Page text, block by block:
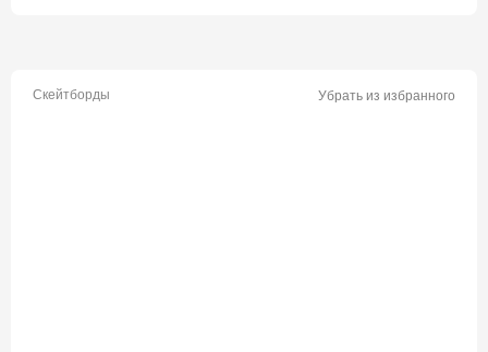
Скейтборды Убрать из избранного